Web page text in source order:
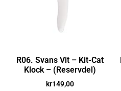
R06. Svans Vit – Kit-Cat
Klock – (Reservdel)
kr149,00